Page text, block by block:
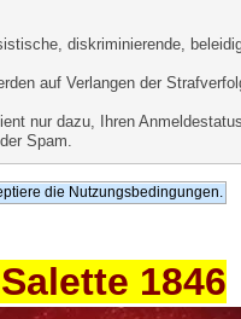
diskriminierende,
auf Verlangen der
nur dazu, Ihren
Spam.
1846